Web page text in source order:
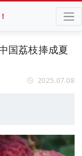
国荔枝捧成夏
2025.07.08